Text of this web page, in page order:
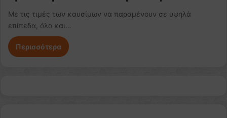
Με τις τιμές των καυσίμων να παραμένουν σε υψηλά
επίπεδα, όλο και…
Περισσότερα